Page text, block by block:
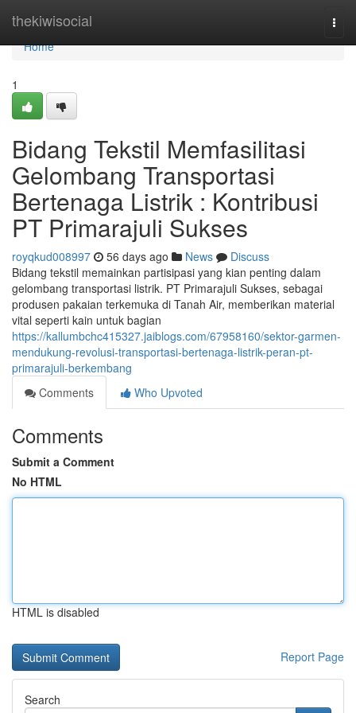
thekiwisocial
Home
Home
1
Bidang Tekstil Memfasilitasi
Gelombang Transportasi
Bertenaga Listrik : Kontribusi
PT Primarajuli Sukses
royqkud008997 56 days ago News
Discuss
Bidang tekstil memainkan partisipasi yang kian penting dalam
gelombang transportasi listrik. PT Primarajuli Sukses, sebagai
produsen pakaian terkemuka di Tanah Air, memberikan material
vital seperti kain untuk bagian
https://kallumbchc415327.jaiblogs.com/67958160/sektor-garmen-
mendukung-revolusi-transportasi-bertenaga-listrik-peran-pt-
primarajuli-berkembang
Comments
Who Upvoted
Comments
Submit a Comment
No HTML
HTML is disabled
Report Page
Search